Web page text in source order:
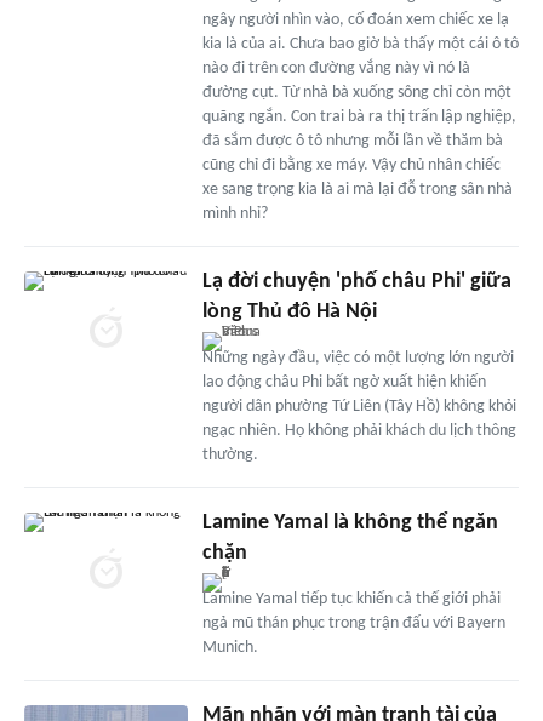
ngây người nhìn vào, cố đoán xem chiếc xe lạ
kia là của ai. Chưa bao giờ bà thấy một cái ô tô
nào đi trên con đường vắng này vì nó là
đường cụt. Từ nhà bà xuống sông chỉ còn một
quãng ngắn. Con trai bà ra thị trấn lập nghiệp,
đã sắm được ô tô nhưng mỗi lần về thăm bà
cũng chỉ đi bằng xe máy. Vậy chủ nhân chiếc
xe sang trọng kia là ai mà lại đỗ trong sân nhà
mình nhỉ?
Lạ đời chuyện 'phố châu Phi' giữa
lòng Thủ đô Hà Nội
Những ngày đầu, việc có một lượng lớn người
lao động châu Phi bất ngờ xuất hiện khiến
người dân phường Tứ Liên (Tây Hồ) không khỏi
ngạc nhiên. Họ không phải khách du lịch thông
thường.
Lamine Yamal là không thể ngăn
chặn
Lamine Yamal tiếp tục khiến cả thế giới phải
ngả mũ thán phục trong trận đấu với Bayern
Munich.
Mãn nhãn với màn tranh tài của